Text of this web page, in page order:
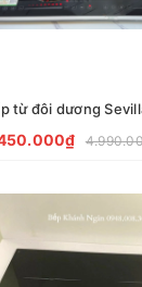
từ đôi dương